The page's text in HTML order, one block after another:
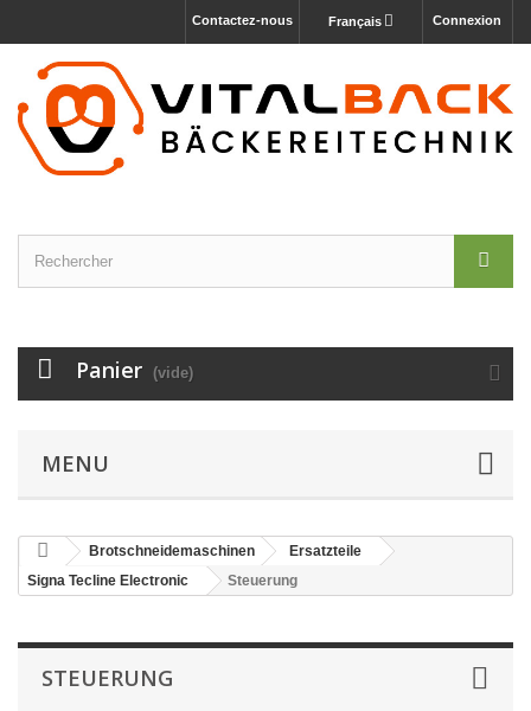
Connexion
Français
Contactez-nous
Panier (vide)
MENU
Brotschneidemaschinen
Ersatzteile
Signa Tecline Electronic
Steuerung
STEUERUNG